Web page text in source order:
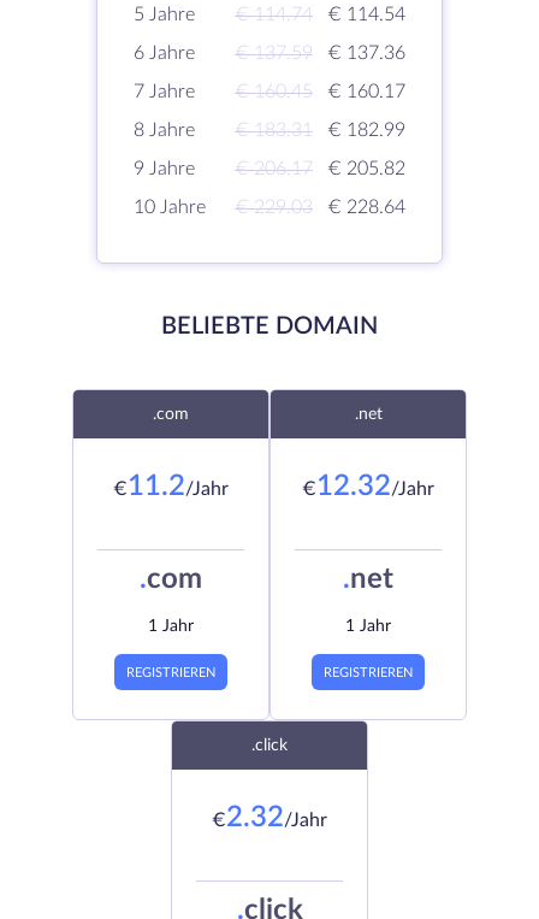
5 Jahre
€ 114.74
€ 114.54
6 Jahre
€ 137.59
€ 137.36
7 Jahre
€ 160.45
€ 160.17
8 Jahre
€ 183.31
€ 182.99
9 Jahre
€ 206.17
€ 205.82
10 Jahre
€ 229.03 € 228.64
BELIEBTE DOMAIN
.com
€11.2/Jahr
.com
1 Jahr
REGISTRIEREN
.net
€12.32/Jahr
.net
1 Jahr
REGISTRIEREN
.click
€2.32/Jahr
.click